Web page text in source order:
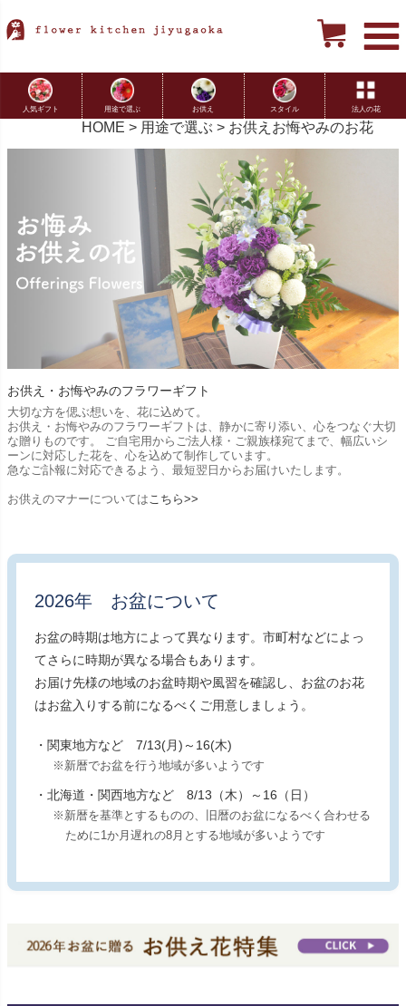
人気ギフト 用途で選ぶ お供え スタイル 法人の花
HOME 用途で選ぶ お供えお悔やみのお花
お供え・お悔やみのフラワーギフト
大切な方を偲ぶ想いを、花に込めて。
お供え・お悔やみのフラワーギフトは、静かに寄り添い、心をつなぐ大切
な贈りものです。 ご自宅用からご法人様・ご親族様宛てまで、幅広いシ
ーンに対応した花を、心を込めて制作しています。
急なご訃報に対応できるよう、最短翌日からお届けいたします。
お供えのマナーについては こちら>>
2026年 お盆について
お盆の時期は地方によって異なります。市町村などによっ
てさらに時期が異なる場合もあります。
お届け先様の地域のお盆時期や風習を確認し、お盆のお花
はお盆入りする前になるべくご用意しましょう。
・関東地方など 7/13(月)～16(木)
※新暦でお盆を行う地域が多いようです
・北海道・関西地方など 8/13（木）～16（日）
※新暦を基準とするものの、旧暦のお盆になるべく合わせる
ために1か月遅れの8月とする地域が多いようです